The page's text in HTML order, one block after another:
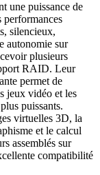
une puissance de
performances
silencieux,
autonomie sur
plusieurs
RAID. Leur
permet de
jeux vidéo et les
puissants.
virtuelles 3D, la
et le calcul
assemblés sur
compatibilité